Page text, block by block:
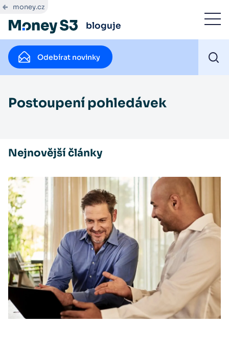
money.cz
bloguje
Odebírat novinky
Postoupení pohledávek
Nejnovější články